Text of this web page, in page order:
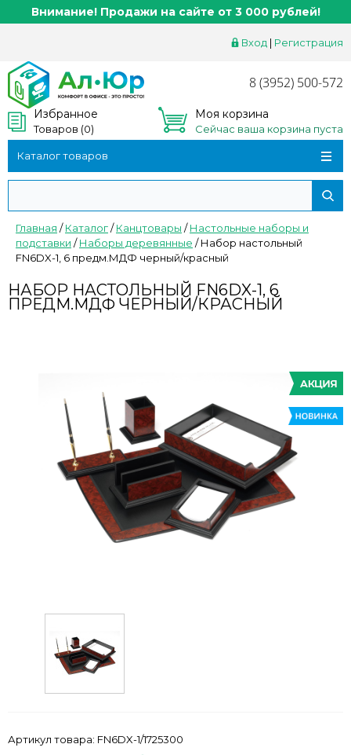
Внимание! Продажи на сайте от 3 000 рублей!
Вход | Регистрация
8 (3952) 500-572
Избранное
Товаров (0)
Моя корзина
Сейчас ваша корзина пуста
Каталог товаров
Главная /Каталог/Канцтовары /Настольные наборы и
подставки /Наборы деревянные /Набор настольный
FN6DX-1, 6 предм.МДФ черный/красный
НАБОР НАСТОЛЬНЫЙ FN6DX-1, 6
ПРЕДМ.МДФ ЧЕРНЫЙ/КРАСНЫЙ
Артикул товара: FN6DX-1/1725300